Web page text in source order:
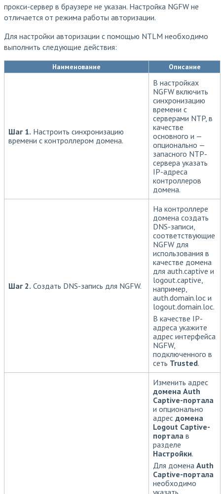
прокси-сервер в браузере не указан. Настройка NGFW не
отличается от режима работы авторизации.
Для настройки авторизации с помощью NTLM необходимо
выполнить следующие действия:
Наименование Описание
Шаг 1. Настроить синхронизацию
времени с контроллером домена.
В настройках
NGFW включить
синхронизацию
времени с
серверами NTP, в
качестве
основного и —
опционально —
запасного NTP-
сервера указать
IP-адреса
контроллеров
домена.
Шаг 2. Создать DNS-запись для NGFW.
На контроллере
домена создать
DNS-записи,
соответствующие
NGFW для
использования в
качестве домена
для auth.captive и
logout.captive,
например,
auth.domain.loc и
logout.domain.loc.
В качестве IP-
адреса укажите
адрес интерфейса
NGFW,
подключенного в
сеть Trusted.
Изменить адрес
домена Auth
Captive-портала
и опционально
адрес домена
Logout Captive-
портала в
разделе
Настройки.
Для домена Auth
Captive-портала
необходимо